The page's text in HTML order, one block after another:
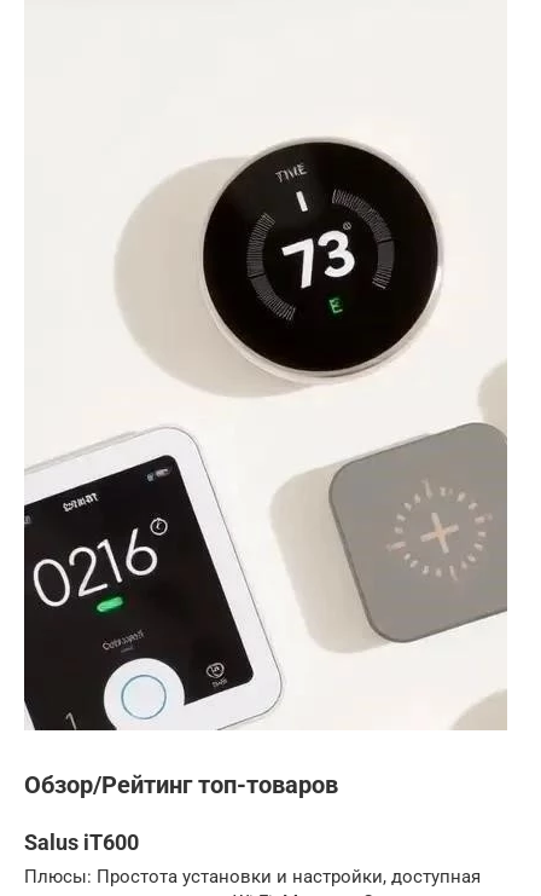
Обзор/Рейтинг топ-товаров
Salus iT600
Плюсы: Простота установки и настройки, доступная